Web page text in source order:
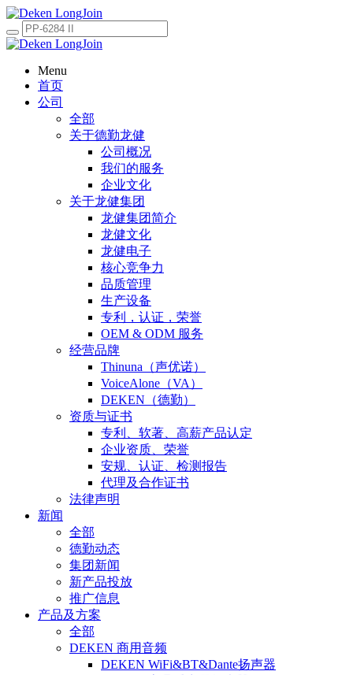
Menu
首页
公司
全部
关于德勤龙健
公司概况
我们的服务
企业文化
关于龙健集团
龙健集团简介
龙健文化
龙健电子
核心竞争力
品质管理
生产设备
专利，认证，荣誉
OEM & ODM 服务
经营品牌
Thinuna（声优诺）
VoiceAlone（VA）
DEKEN（德勤）
资质与证书
专利、软著、高薪产品认定
企业资质、荣誉
安规、认证、检测报告
代理及合作证书
法律声明
新闻
全部
德勤动态
集团新闻
新产品投放
推广信息
产品及方案
全部
DEKEN 商用音频
DEKEN WiFi&BT&Dante扬声器